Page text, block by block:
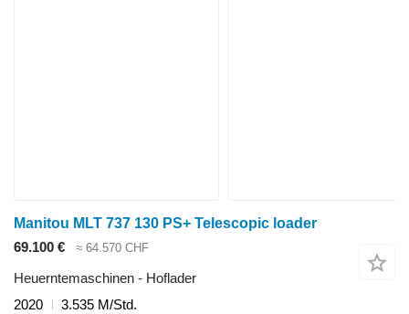
Manitou MLT 737 130 PS+ Telescopic loader
69.100 €
≈ 64.570 CHF
Heuerntemaschinen - Hoflader
2020
3.535 M/Std.